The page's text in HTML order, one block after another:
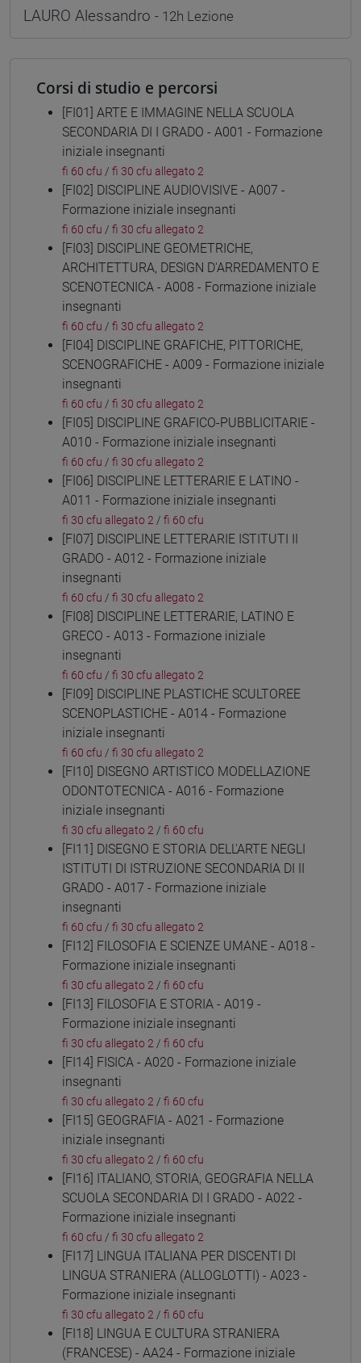
LAURO Alessandro - 12h Lezione
Corsi di studio e percorsi
[FI01] ARTE E IMMAGINE NELLA SCUOLA
SECONDARIA DI I GRADO - A001 - Formazione
iniziale insegnanti
fi 60 cfu / fi 30 cfu allegato 2
[FI02] DISCIPLINE AUDIOVISIVE - A007 -
Formazione iniziale insegnanti
fi 60 cfu / fi 30 cfu allegato 2
[FI03] DISCIPLINE GEOMETRICHE,
ARCHITETTURA, DESIGN D'ARREDAMENTO E
SCENOTECNICA - A008 - Formazione iniziale
insegnanti
fi 60 cfu / fi 30 cfu allegato 2
[FI04] DISCIPLINE GRAFICHE, PITTORICHE,
SCENOGRAFICHE - A009 - Formazione iniziale
insegnanti
fi 60 cfu / fi 30 cfu allegato 2
[FI05] DISCIPLINE GRAFICO-PUBBLICITARIE -
A010 - Formazione iniziale insegnanti
fi 60 cfu / fi 30 cfu allegato 2
[FI06] DISCIPLINE LETTERARIE E LATINO -
A011 - Formazione iniziale insegnanti
fi 30 cfu allegato 2 / fi 60 cfu
[FI07] DISCIPLINE LETTERARIE ISTITUTI II
GRADO - A012 - Formazione iniziale
insegnanti
fi 60 cfu / fi 30 cfu allegato 2
[FI08] DISCIPLINE LETTERARIE, LATINO E
GRECO - A013 - Formazione iniziale
insegnanti
fi 60 cfu / fi 30 cfu allegato 2
[FI09] DISCIPLINE PLASTICHE SCULTOREE
SCENOPLASTICHE - A014 - Formazione
iniziale insegnanti
fi 60 cfu / fi 30 cfu allegato 2
[FI10] DISEGNO ARTISTICO MODELLAZIONE
ODONTOTECNICA - A016 - Formazione
iniziale insegnanti
fi 30 cfu allegato 2 / fi 60 cfu
[FI11] DISEGNO E STORIA DELL'ARTE NEGLI
ISTITUTI DI ISTRUZIONE SECONDARIA DI II
GRADO - A017 - Formazione iniziale
insegnanti
fi 60 cfu / fi 30 cfu allegato 2
[FI12] FILOSOFIA E SCIENZE UMANE - A018 -
Formazione iniziale insegnanti
fi 30 cfu allegato 2 / fi 60 cfu
[FI13] FILOSOFIA E STORIA - A019 -
Formazione iniziale insegnanti
fi 30 cfu allegato 2 / fi 60 cfu
[FI14] FISICA - A020 - Formazione iniziale
insegnanti
fi 30 cfu allegato 2 / fi 60 cfu
[FI15] GEOGRAFIA - A021 - Formazione
iniziale insegnanti
fi 30 cfu allegato 2 / fi 60 cfu
[FI16] ITALIANO, STORIA, GEOGRAFIA NELLA
SCUOLA SECONDARIA DI I GRADO - A022 -
Formazione iniziale insegnanti
fi 60 cfu / fi 30 cfu allegato 2
[FI17] LINGUA ITALIANA PER DISCENTI DI
LINGUA STRANIERA (ALLOGLOTTI) - A023 -
Formazione iniziale insegnanti
fi 30 cfu allegato 2 / fi 60 cfu
[FI18] LINGUA E CULTURA STRANIERA
(FRANCESE) - AA24 - Formazione iniziale